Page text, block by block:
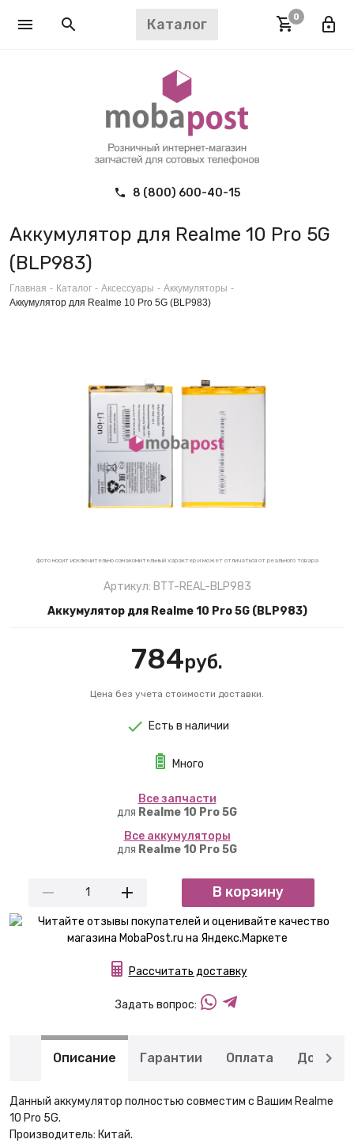
Каталог 0
8 (800) 600-40-15
Аккумулятор для Realme 10 Pro 5G
(BLP983)
Главная - Каталог - Аксессуары - Аккумуляторы -
Аккумулятор для Realme 10 Pro 5G (BLP983)
фото носит исключительно ознакомительный характер и может отличаться от реального товара
Артикул: BTT-REAL-BLP983
Аккумулятор для Realme 10 Pro 5G (BLP983)
784руб.
Цена без учета стоимости доставки.
Есть в наличии
Много
Вcе запчасти
для Realme 10 Pro 5G
Вcе аккумуляторы
для Realme 10 Pro 5G
В корзину
Рассчитать доставку
Задать вопрос:
Описание Гарантии Оплата
Данный аккумулятор полностью совместим с Вашим Realme
10 Pro 5G.
Производитель: Китай.